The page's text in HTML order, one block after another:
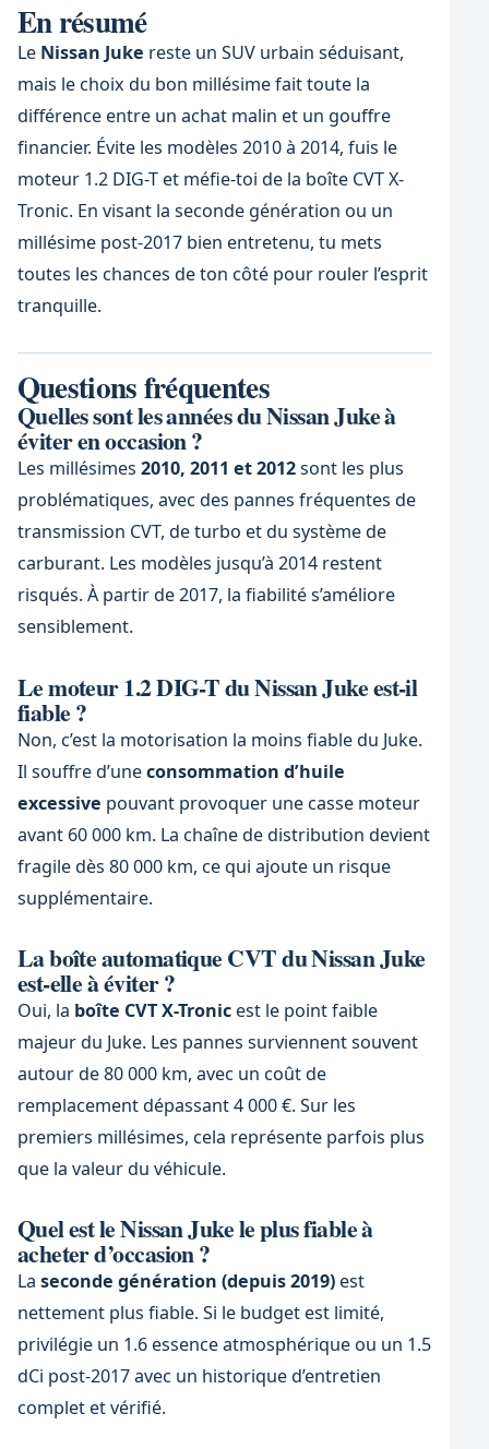
En résumé
Le Nissan Juke reste un SUV urbain séduisant,
mais le choix du bon millésime fait toute la
différence entre un achat malin et un gouffre
financier. Évite les modèles 2010 à 2014, fuis le
moteur 1.2 DIG-T et méfie-toi de la boîte CVT X-
Tronic. En visant la seconde génération ou un
millésime post-2017 bien entretenu, tu mets
toutes les chances de ton côté pour rouler l’esprit
tranquille.
Questions fréquentes
Quelles sont les années du Nissan Juke à
éviter en occasion ?
Les millésimes 2010, 2011 et 2012sont les plus
problématiques, avec des pannes fréquentes de
transmission CVT, de turbo et du système de
carburant. Les modèles jusqu’à 2014 restent
risqués. À partir de 2017, la fiabilité s’améliore
sensiblement.
Le moteur 1.2 DIG-T du Nissan Juke est-il
fiable ?
Non, c’est la motorisation la moins fiable du Juke.
Il souffre d’uneconsommation d’huile
excessive pouvant provoquer une casse moteur
avant 60 000 km. La chaîne de distribution devient
fragile dès 80 000 km, ce qui ajoute un risque
supplémentaire.
La boîte automatique CVT du Nissan Juke
est-elle à éviter ?
Oui, la boîte CVT X-Tronicest le point faible
majeur du Juke. Les pannes surviennent souvent
autour de 80 000 km, avec un coût de
remplacement dépassant 4 000 €. Sur les
premiers millésimes, cela représente parfois plus
que la valeur du véhicule.
Quel est le Nissan Juke le plus fiable à
acheter d’occasion ?
La seconde génération (depuis 2019)est
nettement plus fiable. Si le budget est limité,
privilégie un 1.6 essence atmosphérique ou un 1.5
dCi post-2017 avec un historique d’entretien
complet et vérifié.